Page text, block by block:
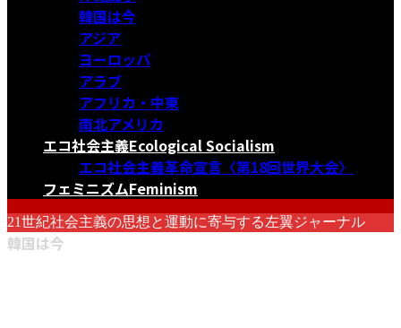
韓国は今
アジア
ヨーロッパ
アラブ
アフリカ・中東
南北アメリカ
エコ社会主義Ecological Socialism
エコ社会主義革命宣言〈第18回世界大会〉
フェミニズムFeminism
21世紀社会主義の思想と運動に寄与する左翼ジャーナル
韓国は今